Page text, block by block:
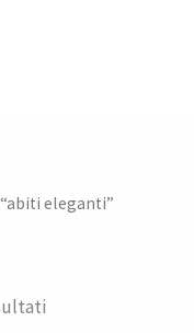
eleganti”